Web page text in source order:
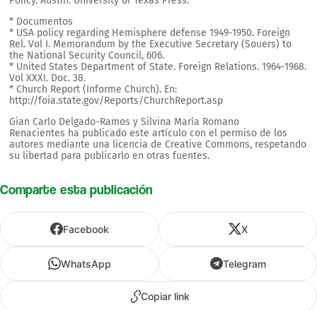
* Documentos
* USA policy regarding Hemisphere defense 1949-1950. Foreign
Rel. Vol I. Memorandum by the Executive Secretary (Souers) to
the National Security Council, 606.
* United States Department of State. Foreign Relations. 1964-1968.
Vol XXXI. Doc. 38.
* Church Report (Informe Church). En:
http://foia.state.gov/Reports/ChurchReport.asp
Gian Carlo Delgado-Ramos y Silvina María Romano
Renacientes ha publicado este artículo con el permiso de los
autores mediante una licencia de Creative Commons, respetando
su libertad para publicarlo en otras fuentes.
Comparte esta publicación
Facebook X
WhatsApp Telegram
Copiar link